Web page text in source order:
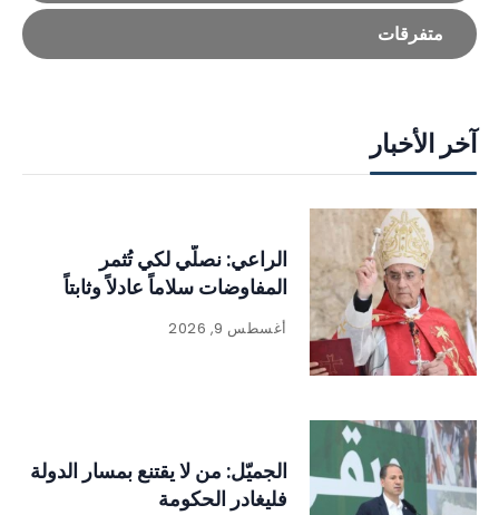
متفرقات
آخر الأخبار
الراعي: نصلّي لكي تُثمر
المفاوضات سلاماً عادلاً وثابتاً
أغسطس 9, 2026
الجميّل: من لا يقتنع بمسار الدولة
فليغادر الحكومة